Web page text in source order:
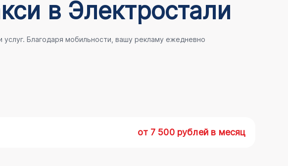
в Электростали
Благодаря мобильности, вашу рекламу ежедневно
от 7 500 рублей в месяц